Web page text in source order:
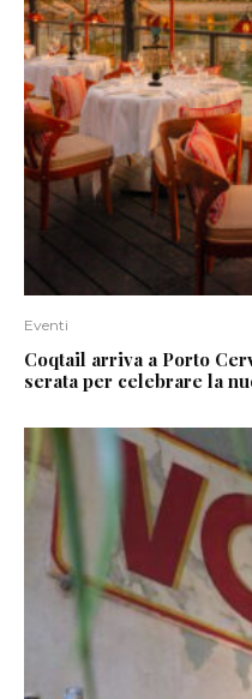
Eventi
Coqtail arriva a Porto
serata per celebrare la